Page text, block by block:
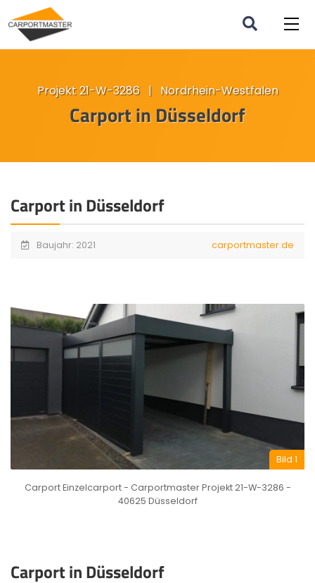
Projekt 21-W-3286 | Nordrhein-Westfalen
Carport in Düsseldorf
Carport in Düsseldorf
Baujahr: 2021 carportmaster.de
Bild 1
Carport Einzelcarport - Carportmaster Projekt 21-W-3286 -
40625 Düsseldorf
Carport in Düsseldorf